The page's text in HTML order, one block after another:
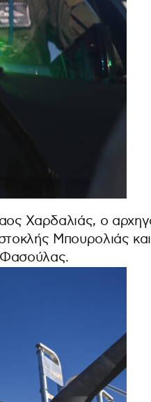
Χαρδαλιάς, ο
Μπουρολιάς
Φασούλας.